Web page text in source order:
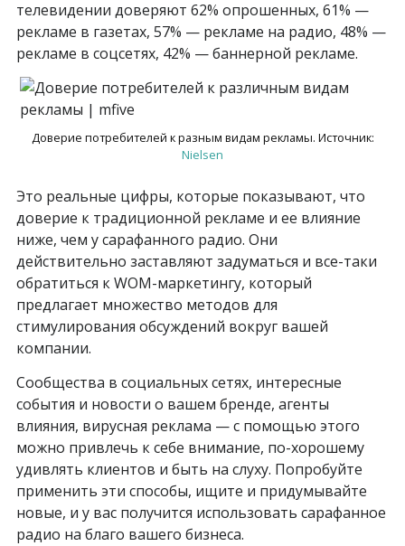
телевидении доверяют 62% опрошенных, 61% —
рекламе в газетах, 57% — рекламе на радио, 48% —
рекламе в соцсетях, 42% — баннерной рекламе.
Доверие потребителей к разным видам рекламы. Источник:
Nielsen
Это реальные цифры, которые показывают, что
доверие к традиционной рекламе и ее влияние
ниже, чем у сарафанного радио. Они
действительно заставляют задуматься и все-таки
обратиться к WOM-маркетингу, который
предлагает множество методов для
стимулирования обсуждений вокруг вашей
компании.
Сообщества в социальных сетях, интересные
события и новости о вашем бренде, агенты
влияния, вирусная реклама — с помощью этого
можно привлечь к себе внимание, по-хорошему
удивлять клиентов и быть на слуху. Попробуйте
применить эти способы, ищите и придумывайте
новые, и у вас получится использовать сарафанное
радио на благо вашего бизнеса.